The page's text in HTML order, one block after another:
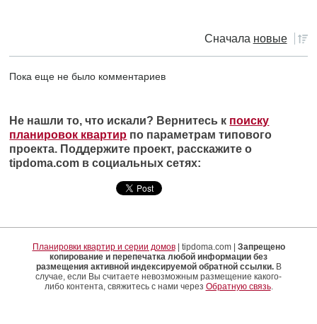
Сначала новые
Пока еще не было комментариев
Не нашли то, что искали? Вернитесь к поиску
планировок квартир по параметрам типового
проекта. Поддержите проект, расскажите о
tipdoma.com в социальных сетях:
Планировки квартир и серии домов| tipdoma.com | Запрещено
копирование и перепечатка любой информации без
размещения активной индексируемой обратной ссылки.В
случае, если Вы считаете невозможным размещение какого-
либо контента, свяжитесь с нами через Обратную связь.